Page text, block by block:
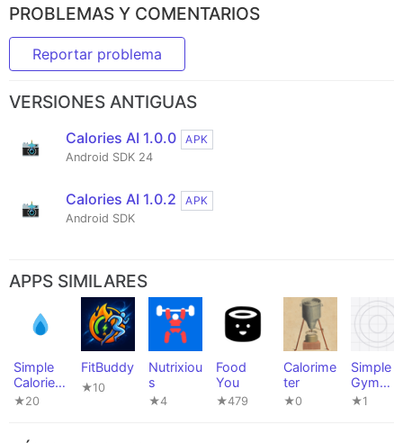
PROBLEMAS Y COMENTARIOS
Reportar problema
VERSIONES ANTIGUAS
Calories AI 1.0.0
APK
Android SDK 24
Calories AI 1.0.2
APK
Android SDK
APPS SIMILARES
Simple
Calorie
Tracker
★20
FitBuddy
★10
Nutrixiou
s
★4
Food
You
★479
Calorime
ter
★0
Simple
Gym
Logger
★1